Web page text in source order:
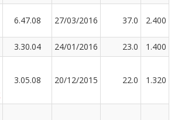
6.47.08 27/03/2016 37.0 2.400
3.30.04 24/01/2016 23.0
1.400
3.05.08 20/12/2015 22.0 1.320